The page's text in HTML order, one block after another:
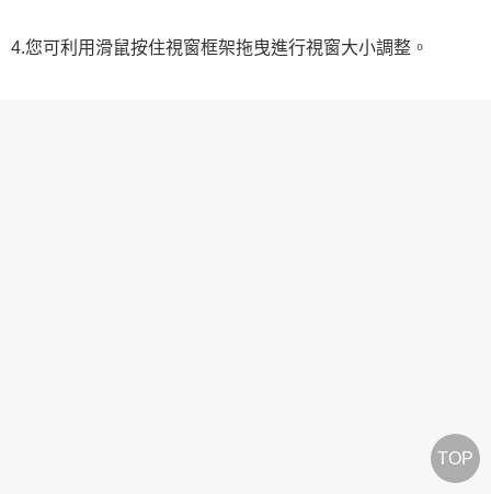
4.您可利用滑鼠按住視窗框架拖曳進行視窗大小調整。
TOP